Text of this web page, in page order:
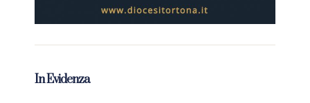
In Evidenza